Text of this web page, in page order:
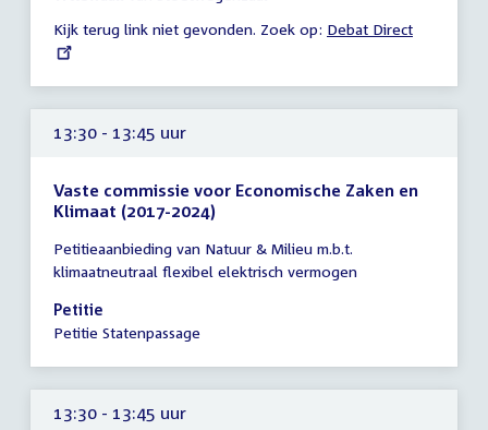
uur
Kijk terug link niet gevonden. Zoek op: External
Debat Direct
13:30 - 13:45 uur
Vaste commissie voor Economische Zaken en
Klimaat (2017-2024)
vergadering
13:30
-
13:45
Petitieaanbieding van Natuur & Milieu m.b.t.
klimaatneutraal flexibel elektrisch vermogen
Petitie
Petitie Statenpassage
13:30 - 13:45 uur